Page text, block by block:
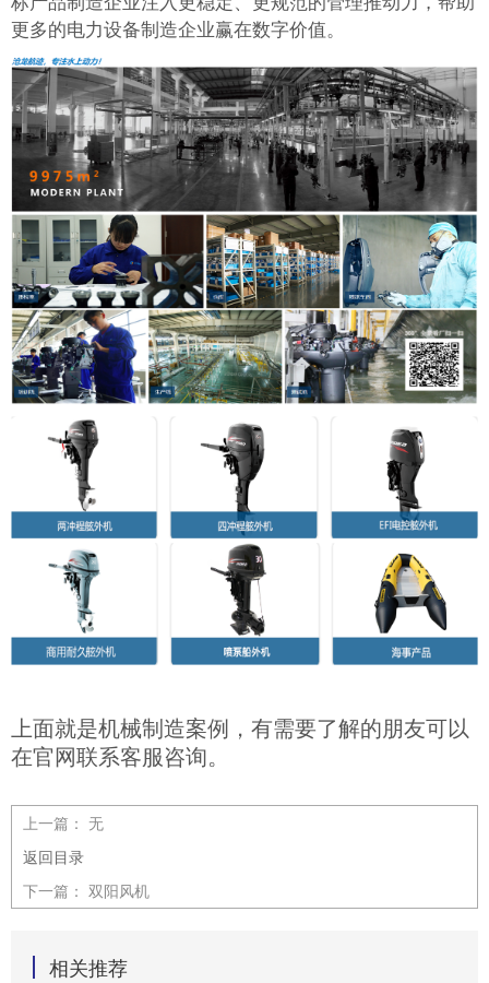
更多的电力设备制造企业赢在数字价值。
上面就是机械制造案例，有需要了解的朋友可以
在官网联系客服咨询。
上一篇： 无
返回目录
下一篇： 双阳风机
相关推荐